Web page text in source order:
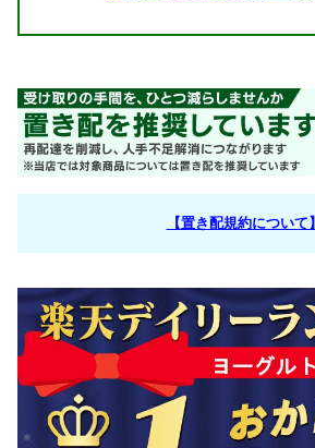
【置き配規約について】